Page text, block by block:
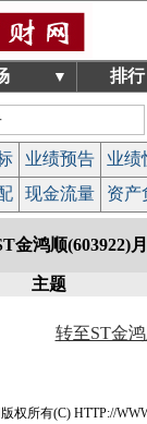
▼ 排行
业绩预告 业绩
现金流量 资产
金鸿顺(603922)
主题
转至ST金
权所有(C) HTTP://